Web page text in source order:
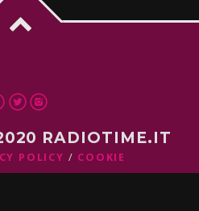
RADIOTIME.IT
POLICY COOKIE